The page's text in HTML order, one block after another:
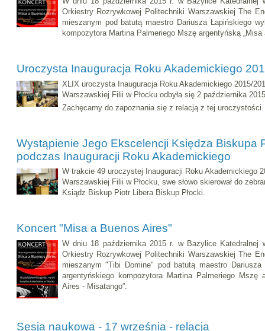
Orkiestry Rozrywkowej Politechniki Warszawskiej The
mieszanym pod batutą maestro Dariusza Łapińskiego
kompozytora Martina Palmeriego Mszę argentyńską
Uroczysta Inauguracja Roku Akademickiego
XLIX uroczysta Inauguracja Roku Akademickiego 2015/
Warszawskiej Filii w Płocku odbyła się 2 października
Zachęcamy do zapoznania się z relacją z tej uroczystości.
Wystąpienie Jego Ekscelencji Księdza Biskupa
podczas Inauguracji Roku Akademickiego
W trakcie 49 uroczystej Inauguracji Roku Akademickiego
Warszawskiej Filii w Płocku, swe słowo skierował do
Ksiądz Biskup Piotr Libera Biskup Płocki.
Koncert "Misa a Buenos Aires"
W dniu 18 października 2015 r. w Bazylice Katedralnej
Orkiestry Rozrywkowej Politechniki Warszawskiej The
mieszanym "Tibi Domine" pod batutą maestro Dariusza
argentyńskiego kompozytora Martina Palmeriego Mszę
Aires - Misatango”.
Sesja naukowa - 17 września - relacja